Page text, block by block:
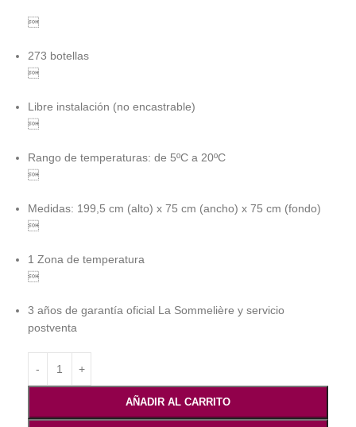

273 botellas

Libre instalación (no encastrable)

Rango de temperaturas: de 5ºC a 20ºC

Medidas: 199,5 cm (alto) x 75 cm (ancho) x 75 cm (fondo)

1 Zona de temperatura

3 años de garantía oficial La Sommelière y servicio
postventa
AÑADIR AL CARRITO